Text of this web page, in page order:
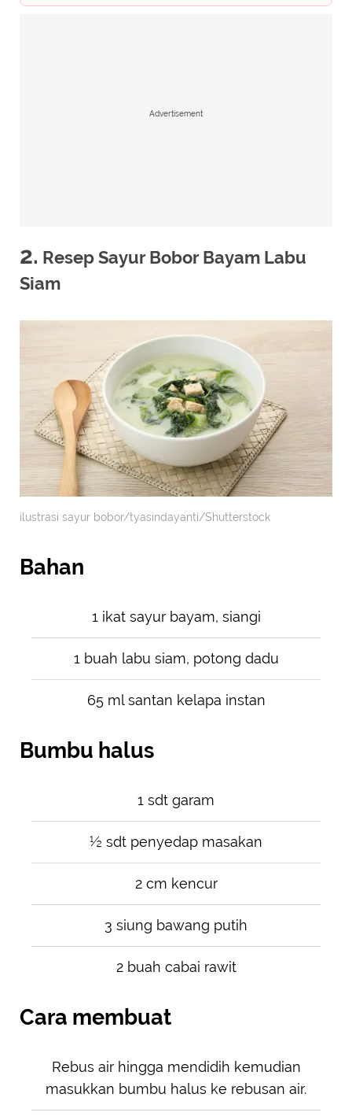
Advertisement
2. Resep Sayur Bobor Bayam Labu
Siam
ilustrasi sayur bobor/tyasindayanti/Shutterstock
Bahan
1 ikat sayur bayam, siangi
1 buah labu siam, potong dadu
65 ml santan kelapa instan
Bumbu halus
1 sdt garam
½ sdt penyedap masakan
2 cm kencur
3 siung bawang putih
2 buah cabai rawit
Cara membuat
Rebus air hingga mendidih kemudian
masukkan bumbu halus ke rebusan air.